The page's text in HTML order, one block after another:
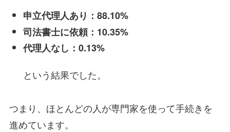
申立代理人あり：88.10%
司法書士に依頼：10.35%
代理人なし：0.13%
という結果でした。
つまり、ほとんどの人が専門家を使って手続きを
進めています。